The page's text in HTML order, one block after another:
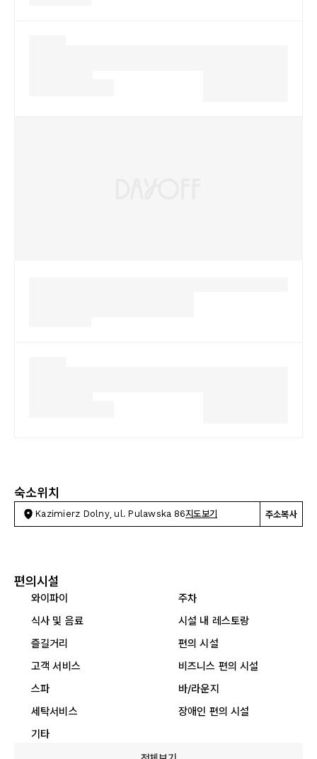
숙소위치
Kazimierz Dolny, ul. Pulawska 86지도보기 주소복사
편의시설
와이파이
주차
식사 및 음료
시설 내 레스토랑
즐길거리
편의 시설
고객 서비스
비즈니스 편의 시설
스파
바/라운지
세탁서비스
장애인 편의 시설
기타